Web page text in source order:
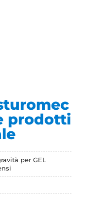
prodotti
per GEL